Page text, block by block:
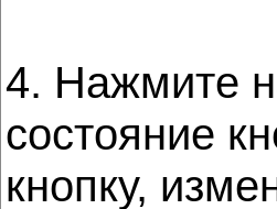
4. Нажмите
состояние
кнопку,